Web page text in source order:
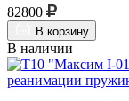
82800
В корзину
В наличии